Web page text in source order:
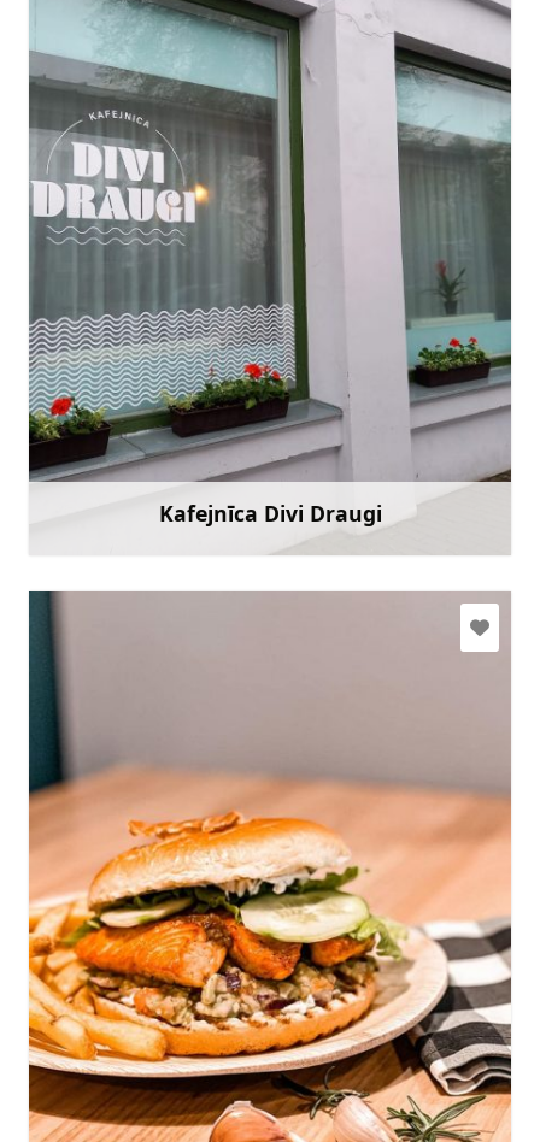
Kafejnīca Divi Draugi
mairita35@inbox.lv
+371 28778005
Doties
Uzzināt vairāk
+371 24246727